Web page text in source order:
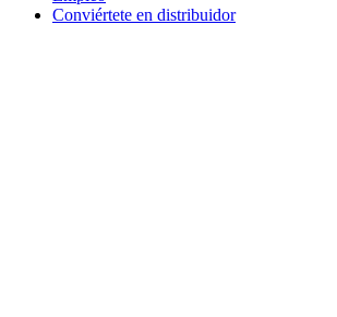
Conviértete en distribuidor